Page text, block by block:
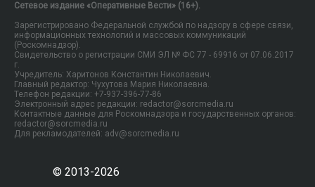
Сетевое издание «Оперативные Вести» (16+).
Зарегистрировано Федеральной службой по надзору в сфере связи,
информационных технологий и массовых коммуникаций
(Роскомнадзор).
Свидетельство о регистрации СМИ ЭЛ № ФС 77 - 69916 от 07.06.2017
г.
Учредитель: Харитонов Константин Николаевич.
Главный редактор: Чухутова Мария Николаевна.
Телефон редакции: +7-937-396-77-86
Электронный адрес редакции: redactor@sorcmedia.ru
Контактные данные для Роскомнадзора и государственных органов:
redactor@sorcmedia.ru
Для рекламодателей: adv@sorcmedia.ru
© 2013-2026